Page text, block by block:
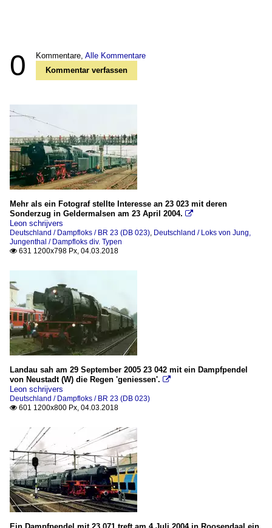
0 Kommentare, Alle Kommentare
Kommentar verfassen
Mehr als ein Fotograf stellte Interesse an 23 023 mit deren
Sonderzug in Geldermalsen am 23 April 2004. 
Leon schrijvers
Deutschland / Dampfloks / BR 23 (DB 023), Deutschland / Loks von Jung,
Jungenthal / Dampfloks div. Typen
 631 1200x798 Px, 04.03.2018
Landau sah am 29 September 2005 23 042 mit ein Dampfpendel
von Neustadt (W) die Regen 'geniessen'. 
Leon schrijvers
Deutschland / Dampfloks / BR 23 (DB 023)
 601 1200x800 Px, 04.03.2018